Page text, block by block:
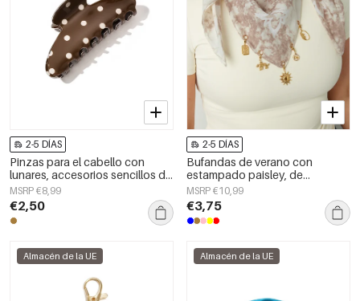
2-5 DÍAS
Pinzas para el cabello con
lunares, accesorios sencillos de
PVC para uso diario
MSRP €8,99
€2,50
2-5 DÍAS
Bufandas de verano con
estampado paisley, de
algodón, ideales para
vacaciones y uso diario.
MSRP €10,99
€3,75
Almacén de la UE Almacén de la UE